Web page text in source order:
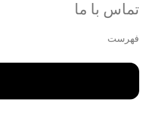
تماس با ما
فهرست